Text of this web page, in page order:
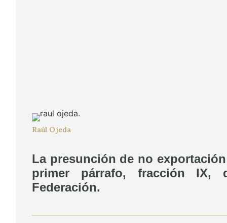
Raúl Ojeda
La presunción de no
primer párrafo, fracción
Federación.